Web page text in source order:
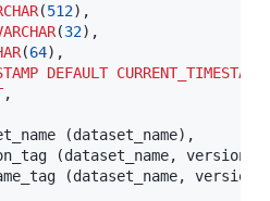
(512) ,
(32) ,
(64) ,
DEFAULT CURRENT_TIMESTAMP
,
(dataset_name) ,
(dataset_name,
(dataset_name,